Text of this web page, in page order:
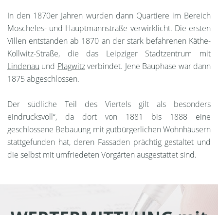
In den 1870er Jahren wurden dann Quartiere im Bereich
Moscheles- und Hauptmannstraße verwirklicht. Die ersten
Villen entstanden ab 1870 an der stark befahrenen Käthe-
Kollwitz-Straße, die das Leipziger Stadtzentrum mit
Lindenau und Plagwitzverbindet. Jene Bauphase war dann
1875 abgeschlossen.
Der südliche Teil des Viertels gilt als besonders
eindrucksvoll“, da dort von 1881 bis 1888 eine
geschlossene Bebauung mit gutbürgerlichen Wohnhäusern
stattgefunden hat, deren Fassaden prächtig gestaltet und
die selbst mit umfriedeten Vorgärten ausgestattet sind.